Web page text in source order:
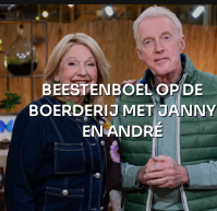
BEESTENBOEL OP DE
BOERDERIJ MET JANNY
EN ANDRÉ